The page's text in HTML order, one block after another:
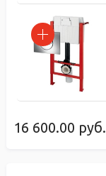
16 600.00 руб.